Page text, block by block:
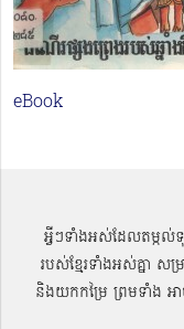
eBook
អ្វីៗទាំងអស់ដែលតម្កល់
របស់ខ្មែរទាំងអស់គ្នា
និងយកកម្រៃ ព្រមទាំង អ